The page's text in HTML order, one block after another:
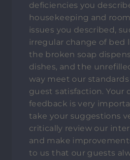
deficiencies you
housekeeping and
issues you described,
irregular change of bed
the broken soap
dishes, and the
way meet our
guest satisfaction. Your
feedback is very
take your suggestions
critically review our
and make
to us that our guests